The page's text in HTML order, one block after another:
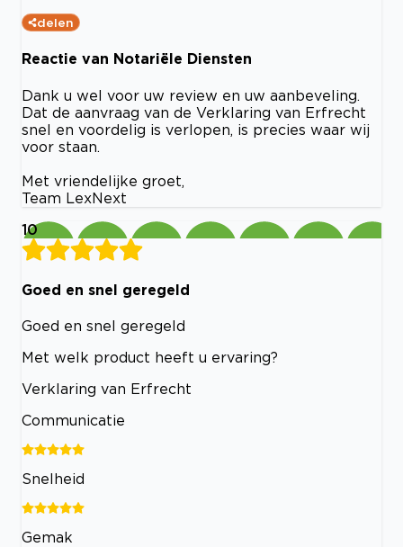
delen
Reactie van Notariële Diensten
Dank u wel voor uw review en uw aanbeveling.
Dat de aanvraag van de Verklaring van Erfrecht
snel en voordelig is verlopen, is precies waar wij
voor staan.
Met vriendelijke groet,
Team LexNext
10
Goed en snel geregeld
Goed en snel geregeld
Met welk product heeft u ervaring?
Verklaring van Erfrecht
Communicatie
Snelheid
Gemak